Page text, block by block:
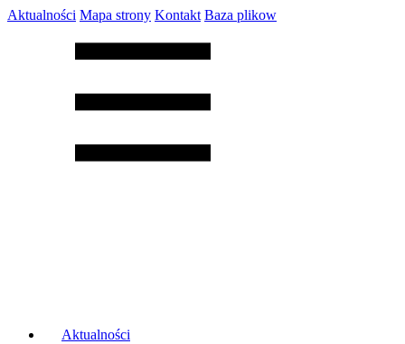
Aktualności Mapa strony Kontakt Baza plikow
Aktualności